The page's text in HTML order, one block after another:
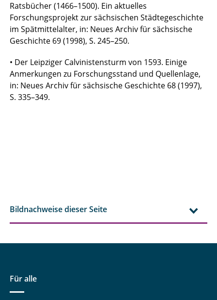
Ratsbücher (1466–1500). Ein aktuelles
Forschungsprojekt zur sächsischen Städtegeschichte
im Spätmittelalter, in: Neues Archiv für sächsische
Geschichte 69 (1998), S. 245–250.
• Der Leipziger Calvinistensturm von 1593. Einige
Anmerkungen zu Forschungsstand und Quellenlage,
in: Neues Archiv für sächsische Geschichte 68 (1997),
S. 335–349.
Bildnachweise dieser Seite
Für alle